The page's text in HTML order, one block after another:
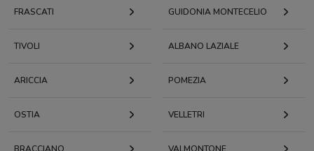
FRASCATI GUIDONIA MONTECELIO
TIVOLI ALBANO LAZIALE
ARICCIA POMEZIA
OSTIA VELLETRI